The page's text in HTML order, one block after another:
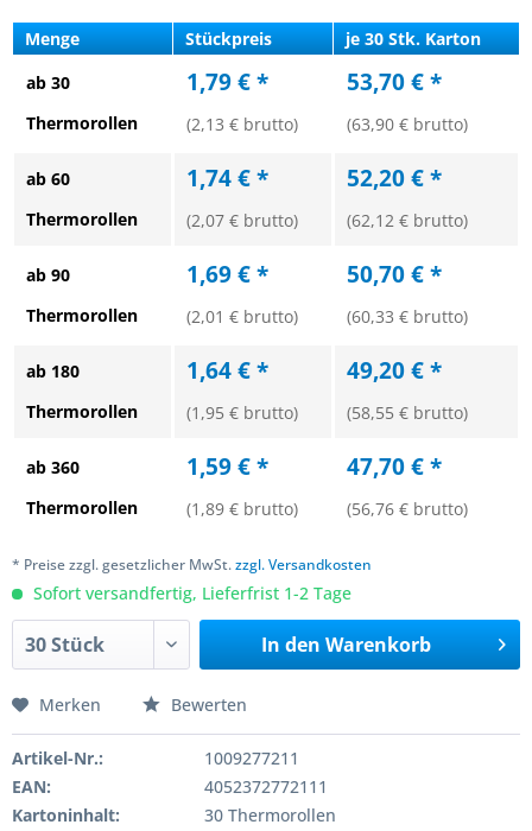
Menge Stückpreis
je 30 Stk. Karton
ab 30
Thermorollen
1,79 € *
(2,13 € brutto)
53,70 € *
(63,90 € brutto)
ab 60
Thermorollen
1,74 € *
(2,07 € brutto)
52,20 € *
(62,12 € brutto)
ab 90
Thermorollen
1,69 € *
(2,01 € brutto)
50,70 € *
(60,33 € brutto)
ab 180
Thermorollen
1,64 € *
(1,95 € brutto)
49,20 € *
(58,55 € brutto)
ab 360
Thermorollen
1,59 € *
(1,89 € brutto)
47,70 € *
(56,76 € brutto)
* Preise zzgl. gesetzlicher MwSt.zzgl. Versandkosten
Sofort versandfertig, Lieferfrist 1-2 Tage
In den Warenkorb
Merken Bewerten
Artikel-Nr.:
1009277211
EAN:
4052372772111
Kartoninhalt:
30 Thermorollen